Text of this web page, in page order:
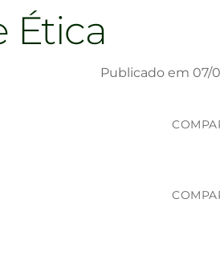
Ética
Publicado em 07/